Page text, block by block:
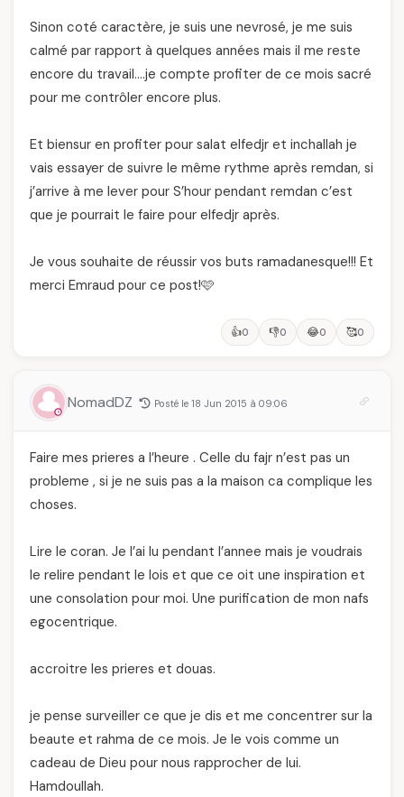
Sinon coté caractère, je suis une nevrosé, je me suis
calmé par rapport à quelques années mais il me reste
encore du travail….je compte profiter de ce mois sacré
pour me contrôler encore plus.
Et biensur en profiter pour salat elfedjr et inchallah je
vais essayer de suivre le même rythme après remdan, si
j’arrive à me lever pour S’hour pendant remdan c’est
que je pourrait le faire pour elfedjr après.
Je vous souhaite de réussir vos buts ramadanesque!!! Et
merci Emraud pour ce post!🩷
👍0 👎0 😂0 🥰0
NomadDZ Posté le 18 Jun 2015 à 09:06
Faire mes prieres a l’heure . Celle du fajr n’est pas un
probleme , si je ne suis pas a la maison ca complique les
choses.
Lire le coran. Je l’ai lu pendant l’annee mais je voudrais
le relire pendant le lois et que ce oit une inspiration et
une consolation pour moi. Une purification de mon nafs
egocentrique.
accroitre les prieres et douas.
je pense surveiller ce que je dis et me concentrer sur la
beaute et rahma de ce mois. Je le vois comme un
cadeau de Dieu pour nous rapprocher de lui.
Hamdoullah.